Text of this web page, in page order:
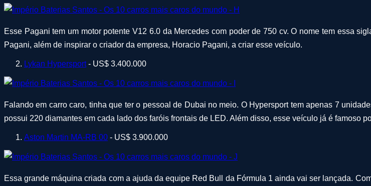
Esse Pagani tem um motor potente V12 6.0 da Mercedes com poder de 750 cv. O nome tem essa
Pagani, além de inspirar o criador da empresa, Horacio Pagani, a criar esse veículo.
Lykan Hypersport- US$ 3.400.000
Falando em carro caro, tinha que ter o pessoal de Dubai no meio. O Hypersport tem apenas 7
possui 220 diamantes em cada lado dos faróis frontais de LED. Além disso, esse veículo já é famoso
Aston Martin MA-RB 00 - US$ 3.900.000
Essa grande máquina criada com a ajuda da equipe Red Bull da Fórmula 1 ainda vai ser lançada.